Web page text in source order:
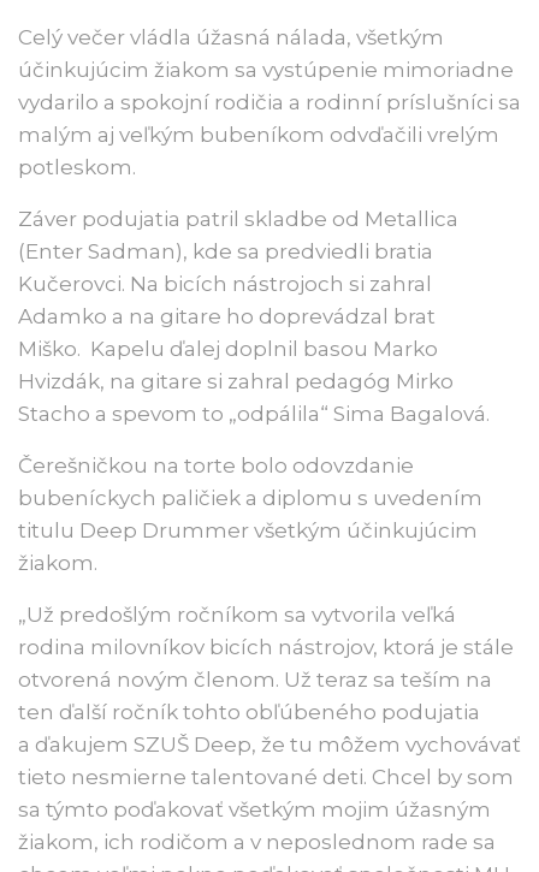
Celý večer vládla úžasná nálada, všetkým
účinkujúcim žiakom sa vystúpenie mimoriadne
vydarilo a spokojní rodičia a rodinní príslušníci sa
malým aj veľkým bubeníkom odvďačili vrelým
potleskom.
Záver podujatia patril skladbe od Metallica
(Enter Sadman), kde sa predviedli bratia
Kučerovci. Na bicích nástrojoch si zahral
Adamko a na gitare ho doprevádzal brat
Miško. Kapelu ďalej doplnil basou Marko
Hvizdák, na gitare si zahral pedagóg Mirko
Stacho a spevom to „odpálila“ Sima Bagalová.
Čerešničkou na torte bolo odovzdanie
bubeníckych paličiek a diplomu s uvedením
titulu Deep Drummer všetkým účinkujúcim
žiakom.
„Už predošlým ročníkom sa vytvorila veľká
rodina milovníkov bicích nástrojov, ktorá je stále
otvorená novým členom. Už teraz sa teším na
ten ďalší ročník tohto obľúbeného podujatia
a ďakujem SZUŠ Deep, že tu môžem vychovávať
tieto nesmierne talentované deti. Chcel by som
sa týmto poďakovať všetkým mojim úžasným
žiakom, ich rodičom a v neposlednom rade sa